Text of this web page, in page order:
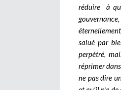
réduire à
salué par
perpétré,
réprimer
ne pas dire